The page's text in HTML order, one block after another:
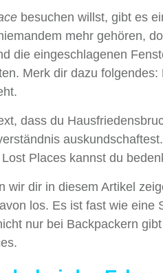
besuchen willst, gibt es
mehr gehören,
die eingeschlagenen
Merk dir dazu
dass du
Places kannst du
wir dir in diesem Artikel
los. Es ist fast wie
nur bei Backpackern